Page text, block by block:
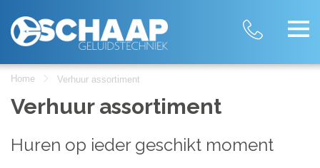
Home Verhuur assortiment
Verhuur assortiment
Huren op ieder geschikt moment